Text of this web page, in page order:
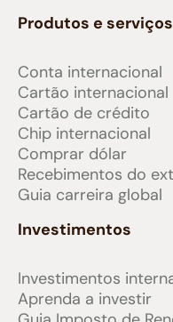
Produtos e serviços
Conta internacional
Cartão internacional
Cartão de crédito
Chip internacional
Comprar dólar
Recebimentos do
Guia carreira global
Investimentos
Investimentos
Aprenda a investir